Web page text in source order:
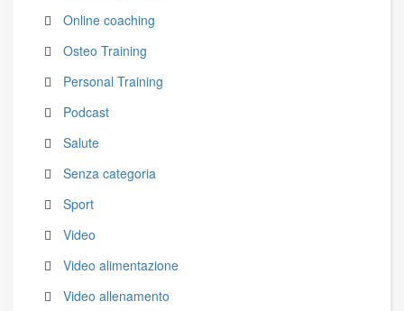
Online coaching
Osteo Training
Personal Training
Podcast
Salute
Senza categoria
Sport
Video
Video alimentazione
Video allenamento